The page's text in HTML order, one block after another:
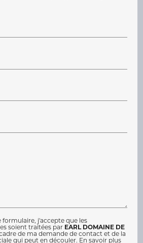
formulaire, j'accepte que les
soient traitées par EARL DOMAINE DE
de ma demande de contact et de la
qui peut en découler. En savoir plus